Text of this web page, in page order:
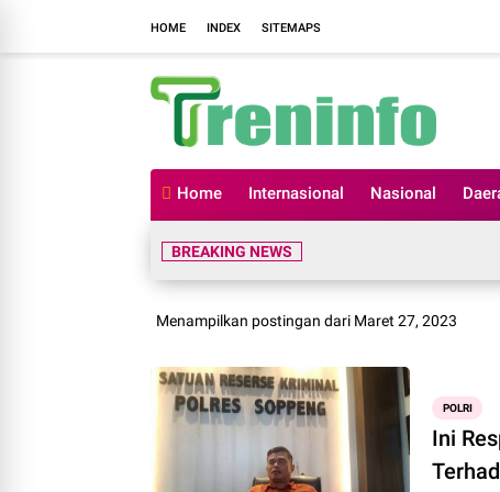
HOME INDEX SITEMAPS
Home Internasional Nasional
BREAKING NEWS
Menampilkan postingan dari Maret 27, 2023
POLRI
Ini